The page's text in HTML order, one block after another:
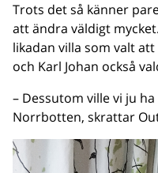
Trots det så känner
att ändra väldigt
likadan villa som valt
och Karl Johan också
– Dessutom ville vi ju
Norrbotten, skrattar